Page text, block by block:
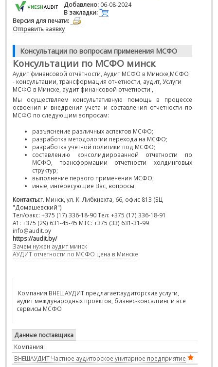
Добавлено: 06-08-2024
В закладки:
Версия для печати:
Отправить заявку
Консультации по вопросам применения МСФО
Консультации по МСФО минск
Аудит финансовой отчётности, Аудит МСФО в Минске,МСФО
- консультации, трансформация отчетности, аудит, Услуги
МСФО в Минске, аудит финансовой отчетности ,
Мы осуществляем консультативную помощь в процессе
освоения и внедрения учета и составления отчетности по
МСФО по следующим вопросам:
разъяснение различных аспектов МСФО;
разработка методологии перехода на МСФО;
разработка учетной политики под МСФО;
составлению консолидированной отчетности по
МСФО, трансформации отчетности холдинговых
структур;
выполнение первого применения МСФО;
иные, интересующие Вас, вопросы.
Контакты:г. Минск, ул. К. Либкнехта, 66, офис 813 (БЦ
"Домашевский")
Тел/факс: +375 (17) 336-18-90 Тел: +375 (17) 336-18-91
A1: +375 (29) 631-45-45 МТС: +375 (33) 631-31-99
info@audit.by
https://audit.by/
Зачем нужен аудит минск
АУДИТ отчетности по МСФО цена в Минске
Компания ВНЕШАУДИТ предлагает:аудиторские услуги,
аудит международных проектов, бизнес-консалтинг и все
сервисы МСФО
Данные поставщика
Компания:
ВНЕШАУДИТ Частное аудиторское унитарное предприятие